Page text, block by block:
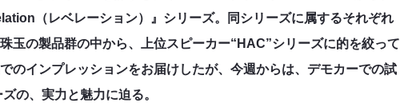
（レベレーション）』シリーズ。同シリーズに属するそれぞれ
玉の製品群の中から、上位スピーカー“HAC”シリーズに的を絞って
のインプレッションをお届けしたが、今週からは、デモカーでの試
の、実力と魅力に迫る。